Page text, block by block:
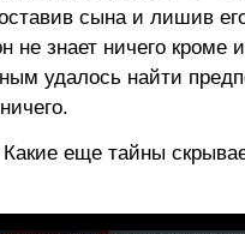
сына и лишив
знает ничего кроме
удалось найти
еще тайны